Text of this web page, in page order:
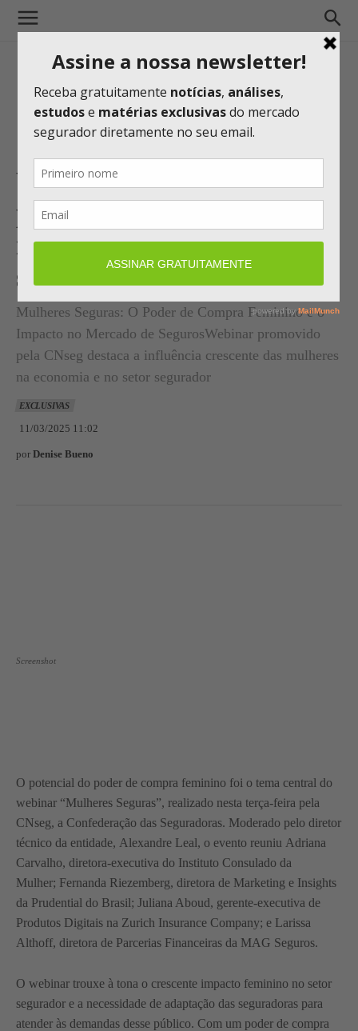
Webinar da CNseg debate o
poder de compra feminino e o
impacto no mercado de
seguros
Mulheres Seguras: O Poder de Compra Feminino e o
Impacto no Mercado de SegurosWebinar promovido
pela CNseg destaca a influência crescente das mulheres
na economia e no setor segurador
EXCLUSIVAS
11/03/2025 11:02
por Denise Bueno
Screenshot
O potencial do poder de compra feminino foi o tema central do
webinar “Mulheres Seguras”, realizado nesta terça-feira pela
CNseg, a Confederação das Seguradoras. Moderado pelo diretor
técnico da entidade, Alexandre Leal, o evento reuniu Adriana
Carvalho, diretora-executiva do Instituto Consulado da
Mulher; Fernanda Riezemberg, diretora de Marketing e Insights
da Prudential do Brasil; Juliana Aboud, gerente-executiva de
Produtos Digitais na Zurich Insurance Company; e Larissa
Althoff, diretora de Parcerias Financeiras da MAG Seguros.
O webinar trouxe à tona o crescente impacto feminino no setor
segurador e a necessidade de adaptação das seguradoras para
atender às demandas desse público. Com um poder de compra